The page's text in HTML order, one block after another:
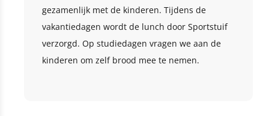
gezamenlijk met de kinderen. Tijdens de
vakantiedagen wordt de lunch door Sportstuif
verzorgd. Op studiedagen vragen we aan de
kinderen om zelf brood mee te nemen.